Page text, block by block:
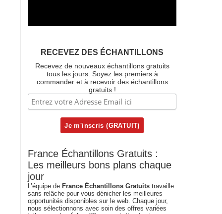
RECEVEZ DES ÉCHANTILLONS
Recevez de nouveaux échantillons gratuits
tous les jours. Soyez les premiers à
commander et à recevoir des échantillons
gratuits !
France Échantillons Gratuits :
Les meilleurs bons plans chaque
jour
L’équipe de France Échantillons Gratuits travaille
sans relâche pour vous dénicher les meilleures
opportunités disponibles sur le web. Chaque jour,
nous sélectionnons avec soin des offres variées